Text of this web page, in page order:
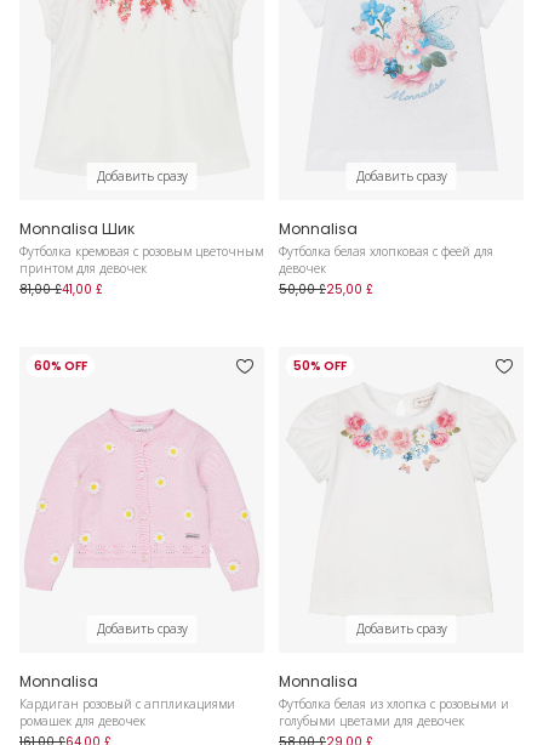
Добавить сразу
Monnalisa Шик
Футболка кремовая с розовым цветочным
принтом для девочек
81,00 £41,00 £
Добавить сразу
Monnalisa
Футболка белая хлопковая с феей для
девочек
50,00 £25,00 £
60% OFF
Добавить сразу
Monnalisa
Кардиган розовый с аппликациями
ромашек для девочек
50% OFF
Добавить сразу
Monnalisa
Футболка белая из хлопка с розовыми и
голубыми цветами для девочек